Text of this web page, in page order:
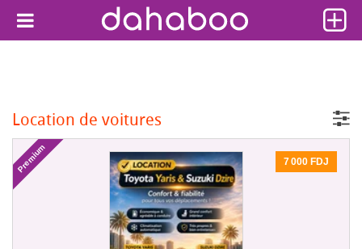
Location de voitures
Premium 7 000 FDJ